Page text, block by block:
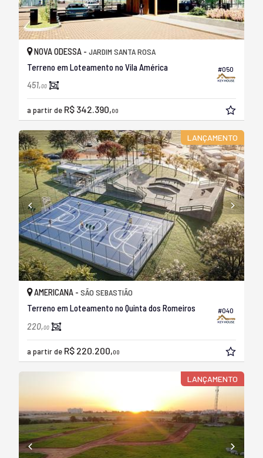
#050
NOVA ODESSA - JARDIM SANTA ROSA
Terreno em Loteamento no Vila América
451,00
a partir de R$ 342.390,00
LANÇAMENTO
#040
AMERICANA - SÃO SEBASTIÃO
Terreno em Loteamento no Quinta dos Romeiros
220,00
a partir de R$ 220.200,00
LANÇAMENTO